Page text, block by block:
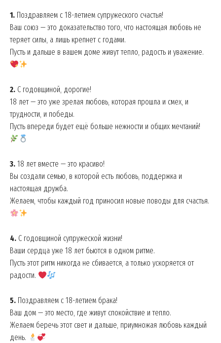
1. Поздравляем с 18-летием супружеского счастья!
Ваш союз — это доказательство того, что настоящая любовь не
теряет силы, а лишь крепнет с годами.
Пусть и дальше в вашем доме живут тепло, радость и уважение.
2. С годовщиной, дорогие!
18 лет — это уже зрелая любовь, которая прошла и смех, и
трудности, и победы.
Пусть впереди будет ещё больше нежности и общих мечтаний!
3. 18 лет вместе — это красиво!
Вы создали семью, в которой есть любовь, поддержка и
настоящая дружба.
Желаем, чтобы каждый год приносил новые поводы для счастья.
4. С годовщиной супружеской жизни!
Ваши сердца уже 18 лет бьются в одном ритме.
Пусть этот ритм никогда не сбивается, а только ускоряется от
радости.
5. Поздравляем с 18-летием брака!
Ваш дом — это место, где живут спокойствие и тепло.
Желаем беречь этот свет и дальше, приумножая любовь каждый
день.